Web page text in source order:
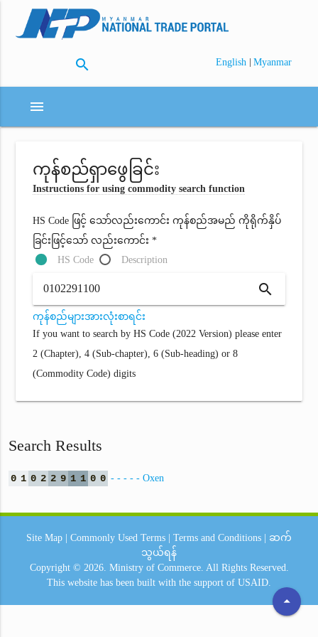
search English | Myanmar
menu
ကုန်စည်ရှာဖွေခြင်း
Instructions for using commodity search function
HS Code ဖြင့် သော်လည်းကောင်း ကုန်စည်အမည် ကိုရိုက်နှိပ်
ခြင်းဖြင့်သော် လည်းကောင်း *
HS Code
Description
search
ကုန်စည်များအားလုံးစာရင်း
If you want to search by HS Code (2022 Version) please enter
2 (Chapter), 4 (Sub-chapter), 6 (Sub-heading) or 8
(Commodity Code) digits
Search Results
0 1 0 2 2 9 1 1 0 0 - - - - - Oxen
arrow_drop_up
Site Map Commonly Used Terms Terms and Conditions
ဆက်
သွယ်ရန်
Copyright © 2026. Ministry of Commerce. All Rights Reserved.
This website has been built with the support of USAID.